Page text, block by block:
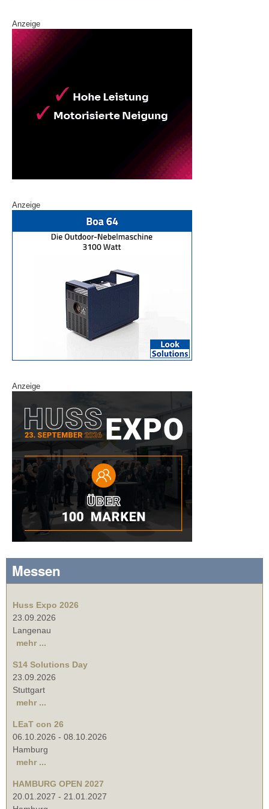
Anzeige
Anzeige
Anzeige
Messen
Huss Expo 2026
23.09.2026
Langenau
mehr ...
S14 Solutions Day
23.09.2026
Stuttgart
mehr ...
LEaT con 26
06.10.2026 - 08.10.2026
Hamburg
mehr ...
HAMBURG OPEN 2027
20.01.2027 - 21.01.2027